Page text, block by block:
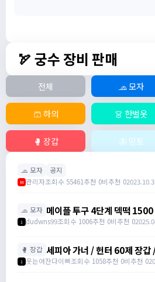
🏹 궁수 장비 판매
전체 🧢 모자
🩳 하의 👗 한벌옷
🥊 장갑 🦋 망토
🧢 모자 공지
M 관리자조회수 55461추천 0비추천 0
🧢 모자 메이플 투구 4단계 덱떡
@@ / 1500 /
https://
https://
1 dudwns99조회수 1006추천 0비추천 0
🥊 장갑 세피아 가너 / 헌터 60제 장
/ 300 / https://
1 웃는여잔다이뻐조회수 1058추천 0비추천 0